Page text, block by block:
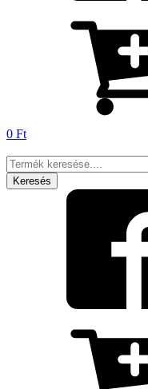
0 Ft
Products
search
Keresés